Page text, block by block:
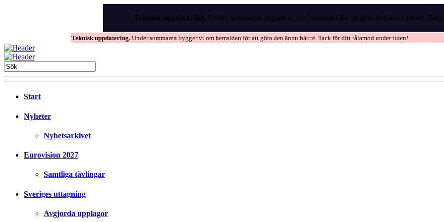
Teknisk uppdatering. Under sommaren bygger vi om hemsidan för att göra den ännu bättre.
Teknisk uppdatering. Under sommaren bygger vi om hemsidan för att göra den ännu bättre. Tack för ditt tålamod under tiden!
Start
Nyheter
Nyhetsarkivet
Eurovision 2027
Samtliga tävlingar
Sveriges uttagning
Avgjorda upplagor